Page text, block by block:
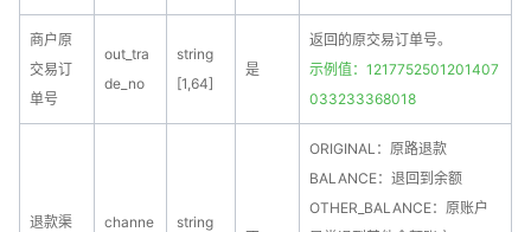
商户原
交易订
单号
out_tra
de_no
string
[1,64]
是
返回的原交易订单号。
示例值：1217752501201407
033233368018
退款渠 channe
string
ORIGINAL：原路退款
BALANCE：退回到余额
OTHER_BALANCE：原账户